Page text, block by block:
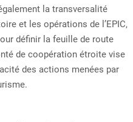
la transversalité
et les opérations de l’EPIC,
définir la feuille de route
de coopération étroite vise
des actions menées par